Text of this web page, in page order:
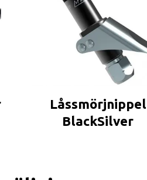
Låssmörjnippel
BlackSilver